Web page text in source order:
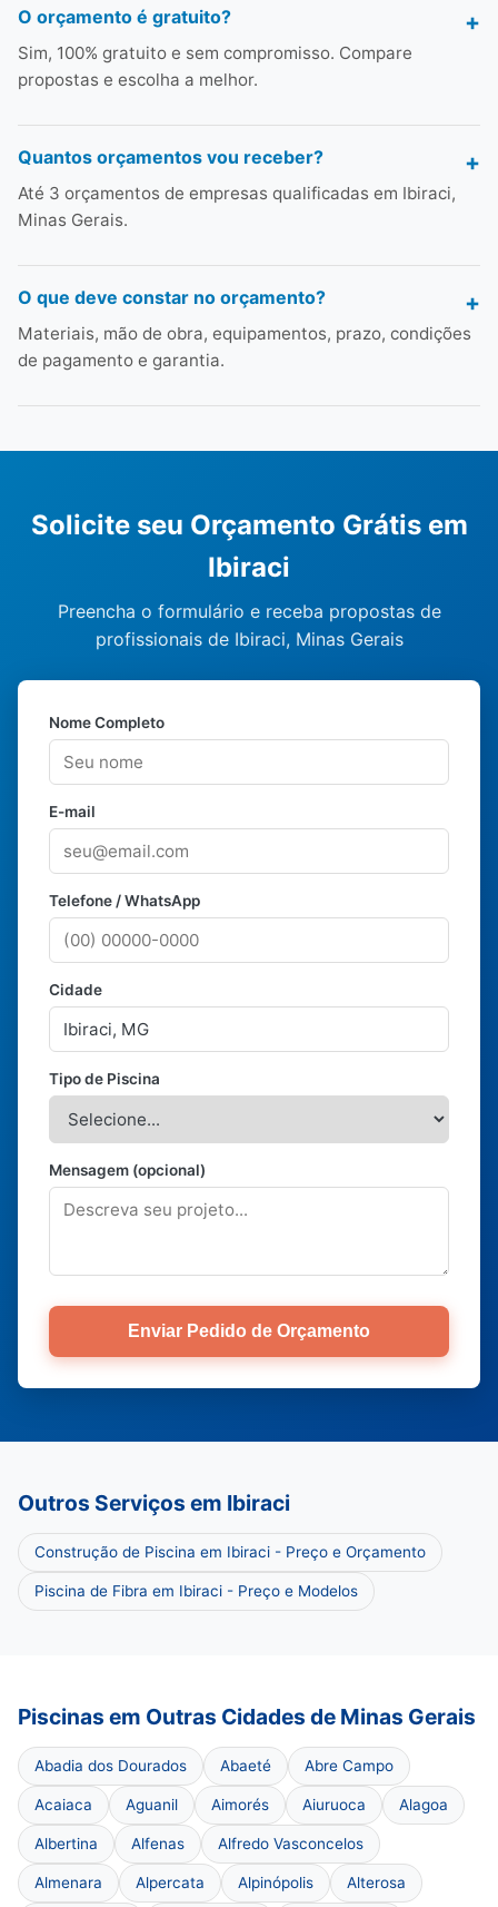
O orçamento é gratuito?
Sim, 100% gratuito e sem compromisso. Compare
propostas e escolha a melhor.
Quantos orçamentos vou receber?
Até 3 orçamentos de empresas qualificadas em Ibiraci,
Minas Gerais.
O que deve constar no orçamento?
Materiais, mão de obra, equipamentos, prazo, condições
de pagamento e garantia.
Solicite seu Orçamento Grátis em
Ibiraci
Preencha o formulário e receba propostas de
profissionais de Ibiraci, Minas Gerais
Nome Completo
E-mail
Telefone / WhatsApp
Cidade
Tipo de Piscina
Mensagem (opcional)
Enviar Pedido de Orçamento
Outros Serviços em Ibiraci
Construção de Piscina em Ibiraci - Preço e Orçamento
Piscina de Fibra em Ibiraci - Preço e Modelos
Piscinas em Outras Cidades de Minas Gerais
Abadia dos Dourados Abaeté Abre Campo
Acaiaca Aguanil Aimorés Aiuruoca Alagoa
Albertina Alfenas Alfredo Vasconcelos
Almenara Alpercata Alpinópolis Alterosa